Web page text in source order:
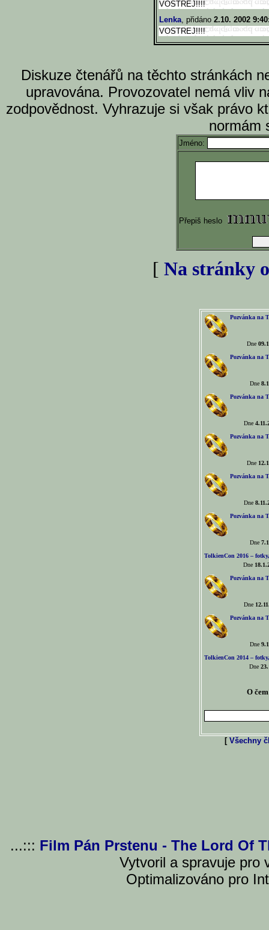
VOSTREJ!!!!
Lenka, přidáno 2.10. 2002
VOSTREJ!!!!
Diskuze čtenářů na těchto stránkách
upravována. Provozovatel nemá vliv
zodpovědnost. Vyhrazuje si však právo
normám
Jméno:
Přepiš heslo
[ Na stránky
Pozvánka na
Dne
Pozvánka na
Dne
Pozvánka na
Dne
Pozvánka na
Dne
Pozvánka na
Dne
Pozvánka na
Dne
TolkienCon 2016 –
Dne
Pozvánka na
Dne
Pozvánka na
Dne
TolkienCon 2014 –
Dne
O
[ Všechny
...::: Film Pán Prstenu - The Lord Of
Vytvoril a spravuje pro
Optimalizováno pro